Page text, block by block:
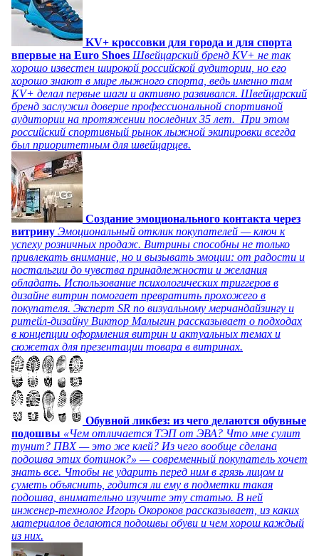
KV+ кроссовки для города и для спорта
впервые на Euro Shoes Швейцарский бренд KV+ не так
хорошо известен широкой российской аудитории, но его
хорошо знают в мире лыжного спорта, ведь именно там
KV+ делал первые шаги и активно развивался. Швейцарский
бренд заслужил доверие профессиональной спортивной
аудитории на протяжении последних 35 лет. При этом
российский спортивный рынок лыжной экипировки всегда
был приоритетным для швейцарцев.
Создание эмоционального контакта через
витрину Эмоциональный отклик покупателей — ключ к
успеху розничных продаж. Витрины способны не только
привлекать внимание, но и вызывать эмоции: от радости и
ностальгии до чувства принадлежности и желания
обладать. Использование психологических триггеров в
дизайне витрин помогает превратить прохожего в
покупателя. Эксперт SR по визуальному мерчандайзингу и
ритейл-дизайну Виктор Малыгин рассказывает о подходах
в концепции оформления витрин и актуальных темах и
сюжетах для презентации товара в витринах.
Обувной ликбез: из чего делаются обувные
подошвы «Чем отличается ТЭП от ЭВА? Что мне сулит
тунит? ПВХ — это же клей? Из чего вообще сделана
подошва этих ботинок?» — современный покупатель хочет
знать все. Чтобы не ударить перед ним в грязь лицом и
суметь объяснить, годится ли ему в подметки такая
подошва, внимательно изучите эту статью. В ней
инженер-технолог Игорь Окороков рассказывает, из каких
материалов делаются подошвы обуви и чем хорош каждый
из них.